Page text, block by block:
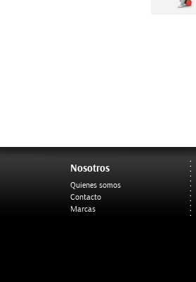
Nosotros
Quienes somos
Contacto
Marcas